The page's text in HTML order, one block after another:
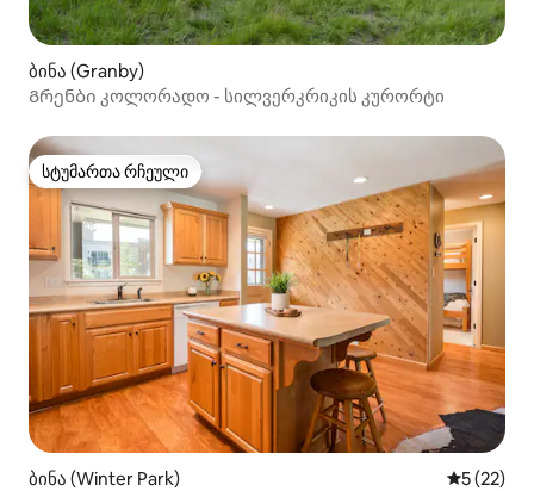
ბინა (Granby)
Გრენბი კოლორადო - სილვერკრიკის კურორტი
სტუმართა რჩეული
სტუმართა რჩეული
ბინა (Winter Park) საშუალო
5 (22)